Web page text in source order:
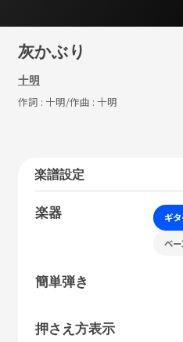
灰かぶり
十明
作詞 : 十明/作曲 : 十明
楽譜設定
楽器 ギ
ベー
簡単弾き
押さえ方表示